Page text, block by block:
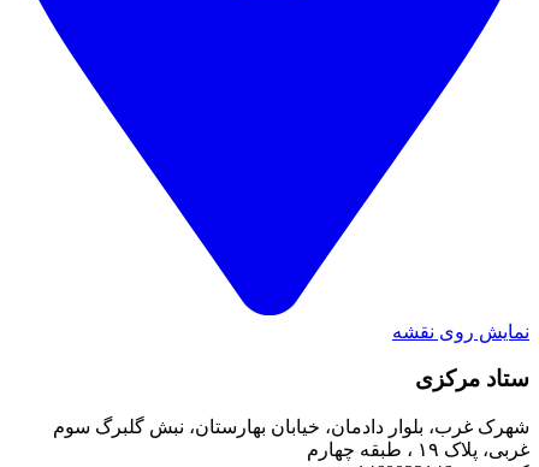
نمایش روی نقشه
ستاد مرکزی
شهرک غرب، بلوار دادمان، خیابان بهارستان، نبش گلبرگ سوم
غربی، پلاک ۱۹ ، طبقه چهارم